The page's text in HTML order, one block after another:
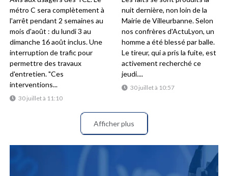
30 juillet à 11:10
métro C sera complètement à
l'arrêt pendant 2 semaines au
mois d'août : du lundi 3 au
dimanche 16 août inclus. Une
interruption de trafic pour
permettre des travaux
d'entretien. "Ces
interventions...
30 juillet à 10:57
nuit dernière, non loin de la
Mairie de Villeurbanne. Selon
nos confrères d'ActuLyon, un
homme a été blessé par balle.
Le tireur, qui a pris la fuite, est
activement recherché ce
jeudi....
Afficher plus